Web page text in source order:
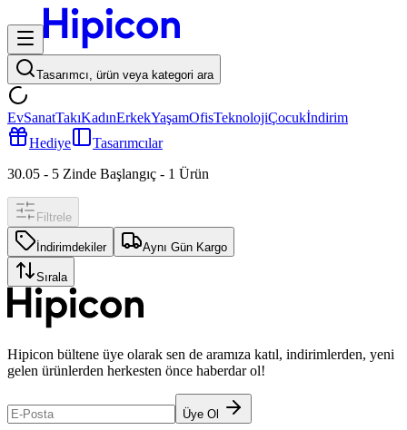
Tasarımcı, ürün veya kategori ara
EvSanatTakıKadınErkekYaşamOfisTeknolojiÇocukİndirim
Hediye
Tasarımcılar
30.05 - 5 Zinde Başlangıç - 1 Ürün
Filtrele
İndirimdekiler Aynı Gün Kargo
Sırala
Hipicon bültene üye olarak sen de aramıza katıl, indirimlerden, yeni
gelen ürünlerden herkesten önce haberdar ol!
Üye Ol